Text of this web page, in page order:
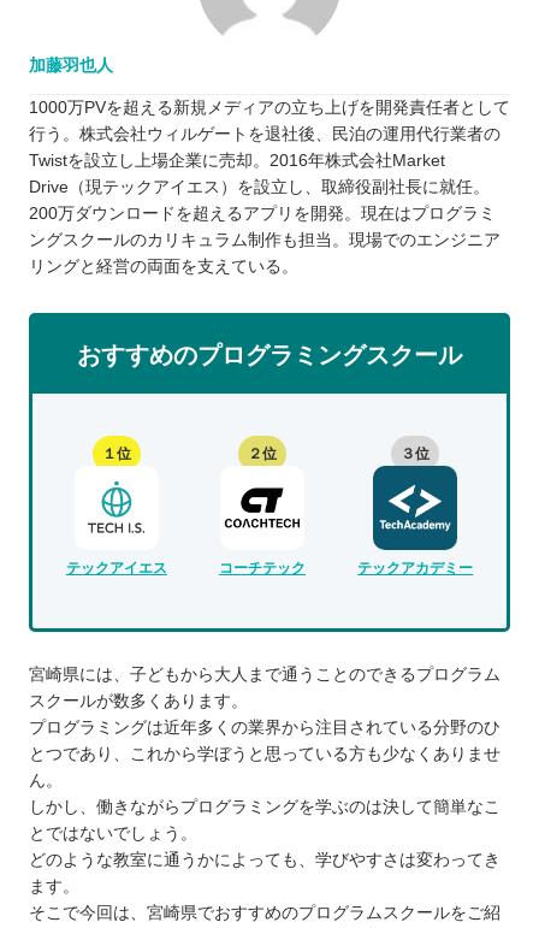
加藤羽也人
1000万PVを超える新規メディアの立ち上げを開発責任者として
行う。株式会社ウィルゲートを退社後、民泊の運用代行業者の
Twistを設立し上場企業に売却。2016年株式会社Market
Drive（現テックアイエス）を設立し、取締役副社長に就任。
200万ダウンロードを超えるアプリを開発。現在はプログラミ
ングスクールのカリキュラム制作も担当。現場でのエンジニア
リングと経営の両面を支えている。
おすすめのプログラミングスクール
１位
テックアイエス
２位
コーチテック
３位
テックアカデミー
宮崎県には、子どもから大人まで通うことのできるプログラム
スクールが数多くあります。
プログラミングは近年多くの業界から注目されている分野のひ
とつであり、これから学ぼうと思っている方も少なくありませ
ん。
しかし、働きながらプログラミングを学ぶのは決して簡単なこ
とではないでしょう。
どのような教室に通うかによっても、学びやすさは変わってき
ます。
そこで今回は、宮崎県でおすすめのプログラムスクールをご紹